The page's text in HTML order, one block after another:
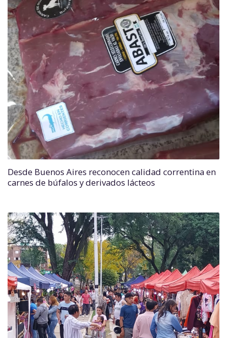
Desde Buenos Aires reconocen calidad correntina en
carnes de búfalos y derivados lácteos